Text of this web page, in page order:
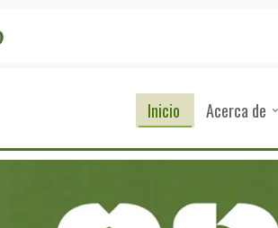
Inicio Acerca de